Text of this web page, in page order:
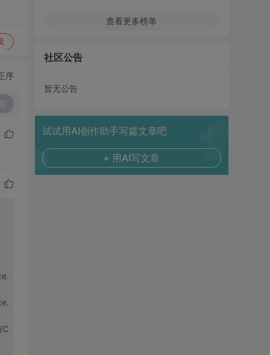
序
查看更多榜单
社区公告
暂无公告
试试用AI创作助手写篇文章吧
+ 用AI写文章